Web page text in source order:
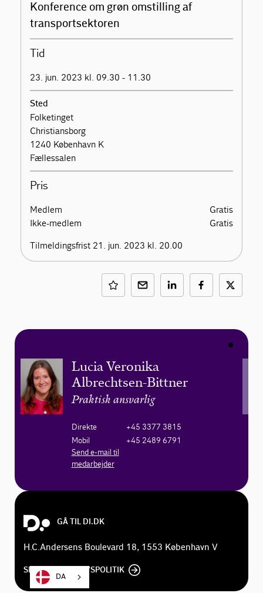
Konference om grøn omstilling af
transportsektoren
Tid
23. jun. 2023 kl. 09.30 - 11.30
Sted
Folketinget
Christiansborg
1240 København K
Fællessalen
Pris
Medlem
Gratis
Ikke-medlem
Gratis
Tilmeldingsfrist 21. jun. 2023 kl. 20.00
Lucia Veronika
Albrechtsen-Bittner
Praktisk ansvarlig
Direkte
+45 3377 3815
Mobil
+45 2489 6791
Send e-mail til
medarbejder
GÅ TIL DI.DK
H.C.Andersens Boulevard 18, 1553 København V
SE DI'S PRIVATLIVSPOLITIK
DA